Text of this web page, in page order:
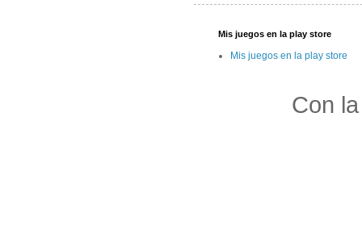
Mis juegos en la play store
Mis juegos en la play store
Con